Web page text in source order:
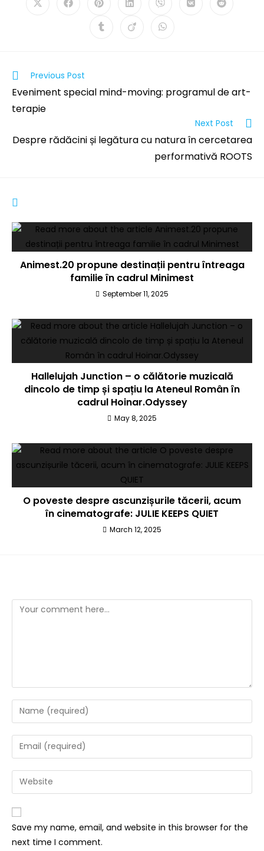
Previous Post
Eveniment special mind-moving: programul de art-
terapie
Next Post
Despre rădăcini și legătura cu natura în cercetarea
performativă ROOTS
Animest.20 propune destinații pentru întreaga
familie în cadrul Minimest
September 11, 2025
Hallelujah Junction – o călătorie muzicală
dincolo de timp și spațiu la Ateneul Român în
cadrul Hoinar.Odyssey
May 8, 2025
O poveste despre ascunzișurile tăcerii, acum
în cinematografe: JULIE KEEPS QUIET
March 12, 2025
Save my name, email, and website in this browser for the
next time I comment.